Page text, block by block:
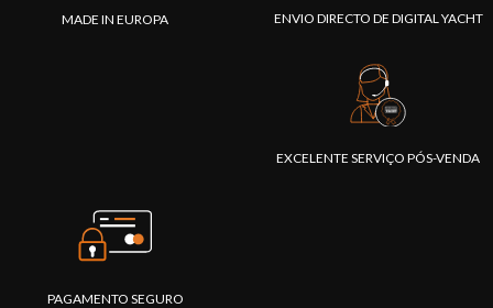
MADE IN EUROPA ENVIO DIRECTO DE DIGITAL YACHT
EXCELENTE SERVIÇO PÓS-VENDA
PAGAMENTO SEGURO